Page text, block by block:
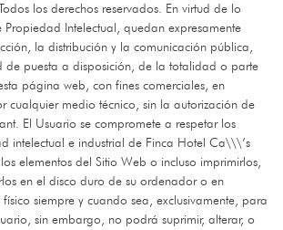
los derechos reservados. En virtud de lo
Propiedad Intelectual, quedan expresamente
la distribución y la comunicación pública,
de puesta a disposición, de la totalidad o parte
página web, con fines comerciales, en
cualquier medio técnico, sin la autorización de
. El Usuario se compromete a respetar los
intelectual e industrial de Finca Hotel Ca\\\’s
elementos del Sitio Web o incluso imprimirlos,
en el disco duro de su ordenador o en
siempre y cuando sea, exclusivamente, para
sin embargo, no podrá suprimir, alterar, o